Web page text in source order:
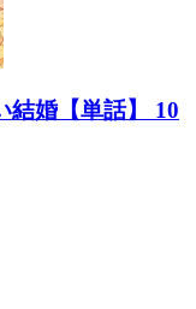
結婚【単話】 10